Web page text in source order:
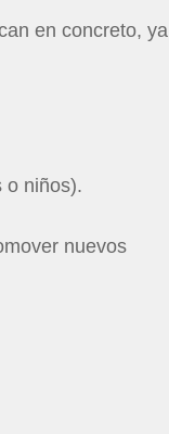
en concreto, ya
o niños).
nuevos